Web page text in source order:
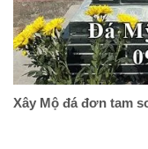
Xây Mộ đá đơn tam